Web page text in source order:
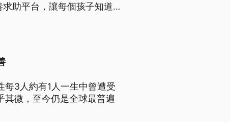
助平台，讓每個孩子知道被
3人約有1人一生中曾遭受
微，至今仍是全球最普遍